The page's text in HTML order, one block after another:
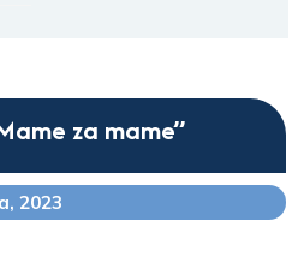
za mame”
2023